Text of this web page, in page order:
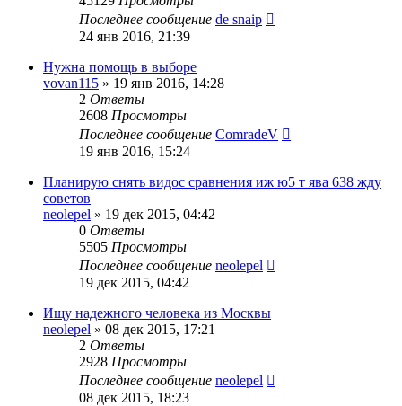
Последнее сообщение de snaip
24 янв 2016, 21:39
Нужна помощь в выборе
vovan115 » 19 янв 2016, 14:28
2 Ответы
2608 Просмотры
Последнее сообщение ComradeV
19 янв 2016, 15:24
Планирую снять видос сравнения иж ю5 т ява 638 жду
советов
neolepel » 19 дек 2015, 04:42
0 Ответы
5505 Просмотры
Последнее сообщение neolepel
19 дек 2015, 04:42
Ищу надежного человека из Москвы
neolepel » 08 дек 2015, 17:21
2 Ответы
2928 Просмотры
Последнее сообщение neolepel
08 дек 2015, 18:23